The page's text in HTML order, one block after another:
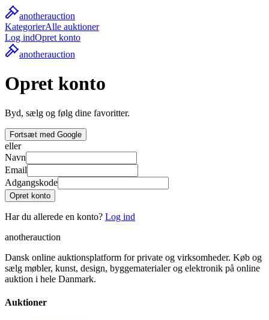
anotherauction
KategorierAlle auktioner
Log indOpret konto
anotherauction
Opret konto
Byd, sælg og følg dine favoritter.
Fortsæt med Google
eller
Navn
Email
Adgangskode
Opret konto
Har du allerede en konto? Log ind
anotherauction
Dansk online auktionsplatform for private og virksomheder. Køb og
sælg møbler, kunst, design, byggematerialer og elektronik på online
auktion i hele Danmark.
Auktioner